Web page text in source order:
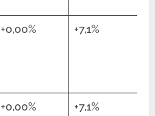
+0,00% +7,1%
+0,00% +7,1%